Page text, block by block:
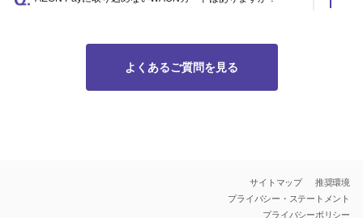
よくあるご質問を見る
サイトマップ
推奨環境
プライバシー・ステートメント
プライバシーポリシー